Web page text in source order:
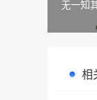
无一知
相